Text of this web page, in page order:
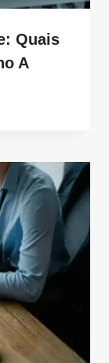
Quais
A